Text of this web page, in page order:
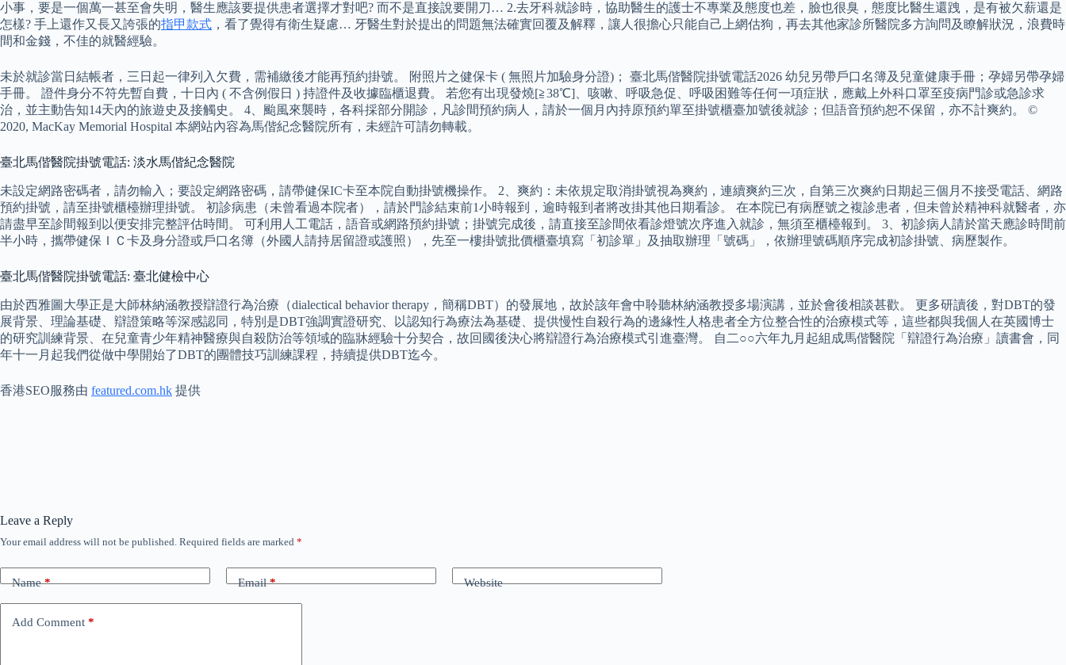
小事，要是一個萬一甚至會失明，醫生應該要提供患者選擇才對吧? 而不是直接說要開刀… 2.去牙科就診時，協助醫生的護士不專業及態度也差，臉也很臭，態度比醫生還跩，是有被欠薪還是
怎樣? 手上還作又長又誇張的指甲款式 ，看了覺得有衛生疑慮… 牙醫生對於提出的問題無法確實回覆及解釋，讓人很擔心只能自己上網估狗，再去其他家診所醫院多方詢問及瞭解狀況，浪費時
間和金錢，不佳的就醫經驗。
未於就診當日結帳者，三日起一律列入欠費，需補繳後才能再預約掛號。 附照片之健保卡 ( 無照片加驗身分證)； 臺北馬偕醫院掛號電話2026 幼兒另帶戶口名簿及兒童健康手冊；孕婦另帶孕婦
手冊。 證件身分不符先暫自費，十日內 ( 不含例假日 ) 持證件及收據臨櫃退費。 若您有出現發燒[≧38℃]、咳嗽、呼吸急促、呼吸困難等任何一項症狀，應戴上外科口罩至疫病門診或急診求
治，並主動告知14天內的旅遊史及接觸史。 4、颱風來襲時，各科採部分開診，凡診間預約病人，請於一個月內持原預約單至掛號櫃臺加號後就診；但語音預約恕不保留，亦不計爽約。 ©
2020, MacKay Memorial Hospital 本網站內容為馬偕紀念醫院所有，未經許可請勿轉載。
臺北馬偕醫院掛號電話: 淡水馬偕紀念醫院
未設定網路密碼者，請勿輸入；要設定網路密碼，請帶健保IC卡至本院自動掛號機操作。 2、爽約：未依規定取消掛號視為爽約，連續爽約三次，自第三次爽約日期起三個月不接受電話、網路
預約掛號，請至掛號櫃檯辦理掛號。 初診病患（未曾看過本院者），請於門診結束前1小時報到，逾時報到者將改掛其他日期看診。 在本院已有病歷號之複診患者，但未曾於精神科就醫者，亦
請盡早至診間報到以便安排完整評估時間。 可利用人工電話，語音或網路預約掛號；掛號完成後，請直接至診間依看診燈號次序進入就診，無須至櫃檯報到。 3、初診病人請於當天應診時間前
半小時，攜帶健保ＩＣ卡及身分證或戶口名簿（外國人請持居留證或護照），先至一樓掛號批價櫃臺填寫「初診單」及抽取辦理「號碼」，依辦理號碼順序完成初診掛號、病歷製作。
臺北馬偕醫院掛號電話: 臺北健檢中心
由於西雅圖大學正是大師林納涵教授辯證行為治療（dialectical behavior therapy，簡稱DBT）的發展地，故於該年會中聆聽林納涵教授多場演講，並於會後相談甚歡。 更多研讀後，對DBT的發
展背景、理論基礎、辯證策略等深感認同，特別是DBT強調實證研究、以認知行為療法為基礎、提供慢性自殺行為的邊緣性人格患者全方位整合性的治療模式等，這些都與我個人在英國博士
的研究訓練背景、在兒童青少年精神醫療與自殺防治等領域的臨牀經驗十分契合，故回國後決心將辯證行為治療模式引進臺灣。 自二○○六年九月起組成馬偕醫院「辯證行為治療」讀書會，同
年十一月起我們從做中學開始了DBT的團體技巧訓練課程，持續提供DBT迄今。
香港SEO服務由 featured.com.hk 提供
Leave a Reply
Your email address will not be published. Required fields are marked *
Name* Email* Website
Add Comment *